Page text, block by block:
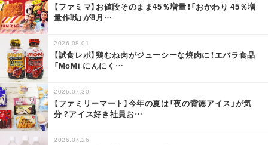
【ファミマ】お値段そのまま45％増量！「おかわり 45％増
量作戦」が8月 …
2026.08.01
【試食レポ】鶏むね肉がジューシーな焼肉に！エバラ食品
「MoMi にんにく …
2026.07.30
【ファミリーマート】今年の夏は「夜の背徳アイス」が気
分？アイス好き社員お…
2026.07.26